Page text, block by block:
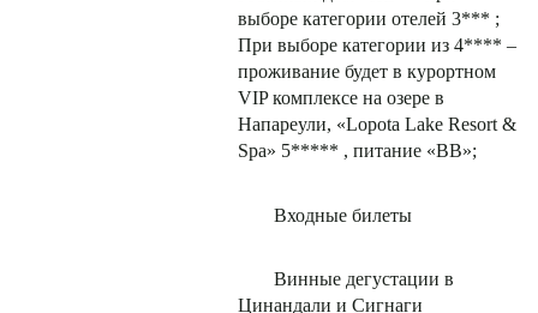
выборе категории отелей 3*** ;
При выборе категории из 4**** –
проживание будет в курортном
VIP комплексе на озере в
Напареули, «Lopota Lake Resort &
Spa» 5***** , питание «ВВ»;
Входные билеты
Винные дегустации в
Цинандали и Сигнаги